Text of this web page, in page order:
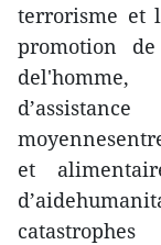
terrorisme et
promotion
et